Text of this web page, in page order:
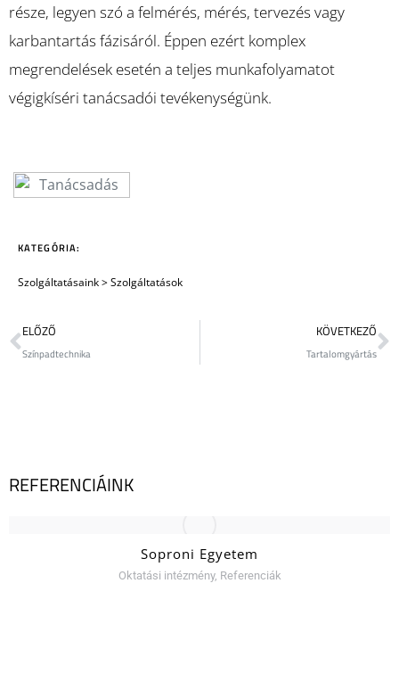
része, legyen szó a felmérés, mérés, tervezés vagy
karbantartás fázisáról. Éppen ezért komplex
megrendelések esetén a teljes munkafolyamatot
végigkíséri tanácsadói tevékenységünk.
KATEGÓRIA:
Szolgáltatásaink>Szolgáltatások
ELŐZŐ
Színpadtechnika
KÖVETKEZŐ
Tartalomgyártás
REFERENCIÁINK
Soproni Egyetem
Oktatási intézmény, Referenciák